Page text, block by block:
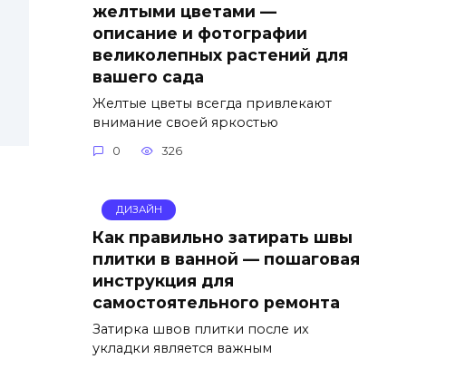
желтыми цветами —
описание и фотографии
великолепных растений для
вашего сада
Желтые цветы всегда привлекают
внимание своей яркостью
0 326
ДИЗАЙН
Как правильно затирать швы
плитки в ванной — пошаговая
инструкция для
самостоятельного ремонта
Затирка швов плитки после их
укладки является важным